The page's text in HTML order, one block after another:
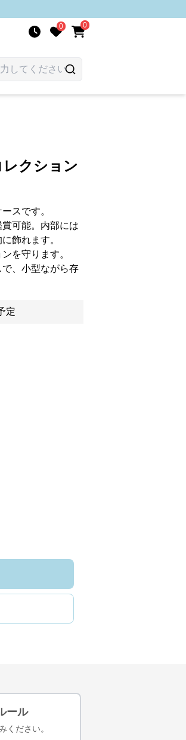
0 0
クション
スです。
可能。内部には
飾れます。
を守ります。
、小型ながら存
定
ール
ください。